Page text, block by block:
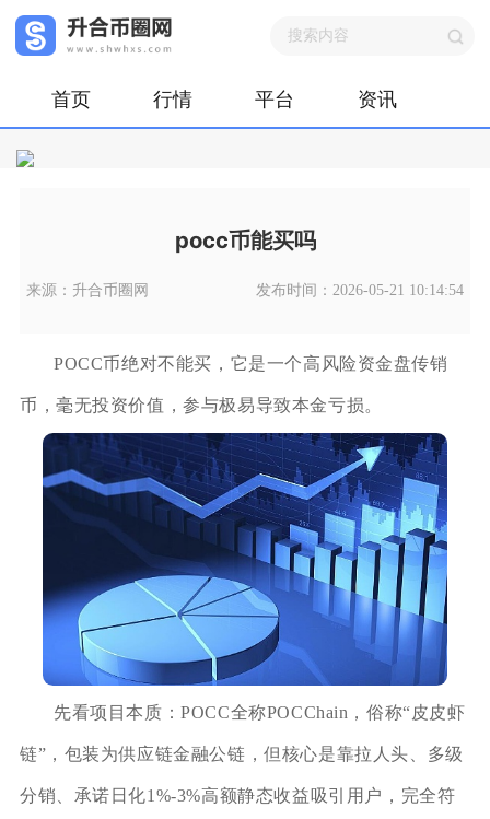
首页 行情 平台 资讯
pocc币能买吗
来源：升合币圈网 发布时间：2026-05-21 10:14:54
POCC币绝对不能买，它是一个高风险资金盘传销
币，毫无投资价值，参与极易导致本金亏损。
先看项目本质：POCC全称POCChain，俗称“皮皮虾
链”，包装为供应链金融公链，但核心是靠拉人头、多级
分销、承诺日化1%-3%高额静态收益吸引用户，完全符